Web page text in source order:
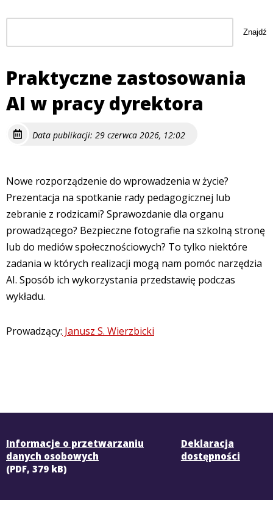
Szukaj
Znajdź
Praktyczne zastosowania
AI w pracy dyrektora
Data publikacji: 29 czerwca 2026, 12:02
Nowe rozporządzenie do wprowadzenia w życie?
Prezentacja na spotkanie rady pedagogicznej lub
zebranie z rodzicami? Sprawozdanie dla organu
prowadzącego? Bezpieczne fotografie na szkolną stronę
lub do mediów społecznościowych? To tylko niektóre
zadania w których realizacji mogą nam pomóc narzędzia
AI. Sposób ich wykorzystania przedstawię podczas
wykładu.
Prowadzący: Janusz S. Wierzbicki
Informacje o przetwarzaniu
danych osobowych
(PDF, 379 kB)
Deklaracja
dostępności